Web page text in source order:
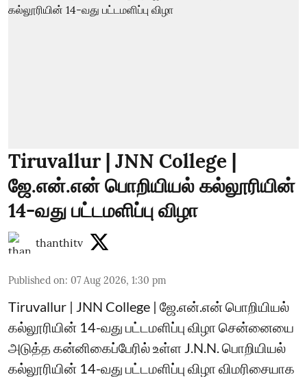
Tiruvallur | JNN College |
ஜே.என்.என் பொறியியல் கல்லூரியின்
14-வது பட்டமளிப்பு விழா
thanthitv
Published on: 07 Aug 2026, 1:30 pm
Tiruvallur | JNN College | ஜே.என்.என் பொறியியல்
கல்லூரியின் 14-வது பட்டமளிப்பு விழா சென்னையை
அடுத்த கன்னிகைப்பேரில் உள்ள J.N.N. பொறியியல்
கல்லூரியின் 14-வது பட்டமளிப்பு விழா விமரிசையாக